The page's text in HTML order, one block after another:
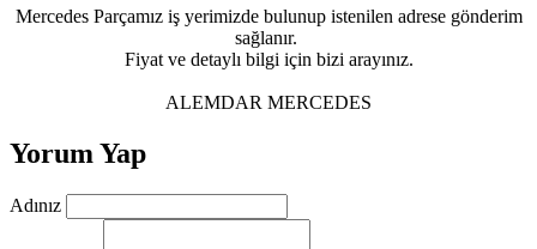
Mercedes Parçamız iş yerimizde bulunup istenilen adrese gönderim
sağlanır.
Fiyat ve detaylı bilgi için bizi arayınız.
ALEMDAR MERCEDES
Yorum Yap
Adınız